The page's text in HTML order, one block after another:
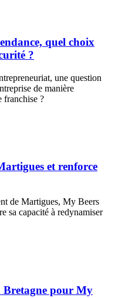
quel choix
?
une question
de manière
franchise ?
et renforce
de Martigues, My Beers
sa capacité à redynamiser
Bretagne pour My